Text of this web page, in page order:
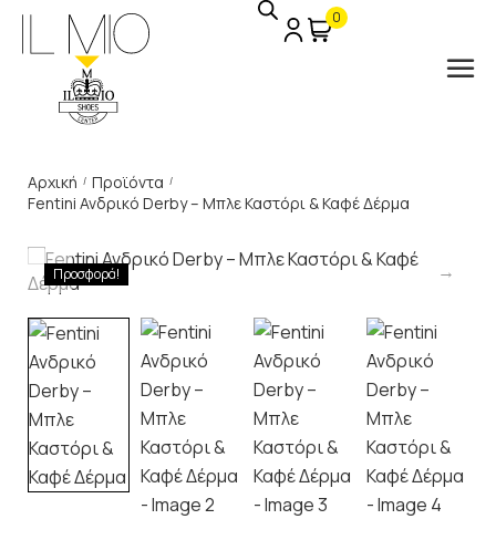
0
Αρχική / Προϊόντα /
Fentini Ανδρικό Derby – Μπλε Καστόρι & Καφέ Δέρμα
Προσφορά!